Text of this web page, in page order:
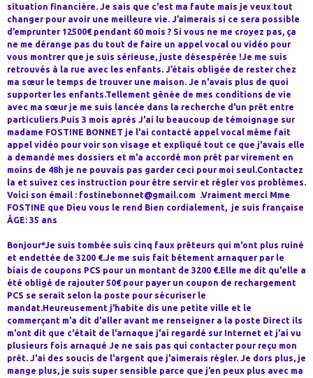
situation financière. Je sais que c'est ma faute mais je veux tout
changer pour avoir une meilleure vie. J’aimerais si ce sera possible
d’emprunter 12500€ pendant 60 mois ? Si vous ne me croyez pas, ça
ne me dérange pas du tout de faire un appel vocal ou vidéo pour
vous montrer que je suis sérieuse, juste désespérée !Je me suis
retrouvés à la rue avec les enfants. J’étais obligée de rester chez
ma sœur le temps de trouver une maison. Je n'avais plus de quoi
supporter les enfants.Tellement gênée de mes conditions de vie
avec ma sœur je me suis lancée dans la recherche d'un prêt entre
particuliers.Puis 3 mois après J'ai lu beaucoup de témoignage sur
madame FOSTINE BONNET je l'ai contacté appel vocal même fait
appel vidéo pour voir son visage et expliqué tout ce que j'avais elle
a demandé mes dossiers et m'a accordé mon prêt par virement en
moins de 48h je ne pouvais pas garder ceci pour moi seul.Contactez
la et suivez ces instruction pour être servir et régler vos problèmes.
Voici son émail : fostinebonnet@gmail.com .Vraiment merci Mme
FOSTINE que Dieu vous le rend Bien cordialement, je suis française
ÂGE: 35 ans
Bonjour*Je suis tombée suis cinq faux prêteurs qui m'ont plus ruiné
et endettée de 3200 €.Je me suis fait bêtement arnaquer par le
biais de coupons PCS pour un montant de 3200 €.Elle me dit qu'elle a
été obligé de rajouter 50€ pour payer un coupon de rechargement
PCS se serait selon la poste pour sécuriser le
mandat.Heureusement j'habite dis une petite ville et le
commerçant m'a dit d'aller avant me renseigner a la poste Direct ils
m'ont dit que c'était de l'arnaque j'ai regardé sur Internet et j'ai vu
plusieurs fois arnaqué Je ne sais pas qui contacter pour reçu mon
prêt. J'ai des soucis de l'argent que j'aimerais régler. Je dors plus, je
mange plus, je suis super sensible parce que j’en peux plus avec ma